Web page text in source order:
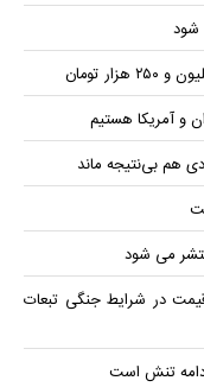
شود
و آمریکا هستیم
هم بی‌نتیجه ماند
می شود
در شرایط جنگی تبعات
تنش است